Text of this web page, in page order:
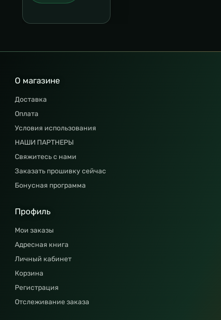
О магазине
Доставка
Оплата
Условия использования
НАШИ ПАРТНЕРЫ
Свяжитесь с нами
Заказать прошивку сейчас
Бонусная программа
Профиль
Мои заказы
Адресная книга
Личный кабинет
Корзина
Регистрация
Отслеживание заказа